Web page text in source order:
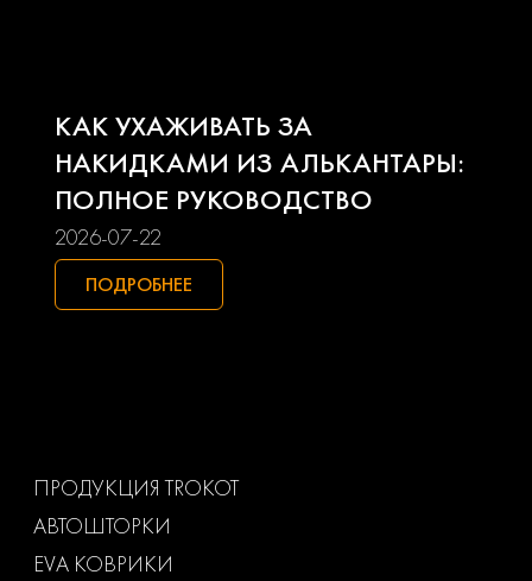
Seat Skoda
Smart Ssangyong
Subaru
Маз
КАК УХАЖИВАТЬ ЗА
НАКИДКАМИ ИЗ АЛЬКАНТАРЫ:
ПОЛНОЕ РУКОВОДСТВО
2026-07-22
ПОДРОБНЕЕ
ПРОДУКЦИЯ TROKOT
АВТОШТОРКИ
EVA КОВРИКИ